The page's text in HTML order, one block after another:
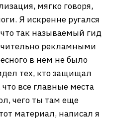
мягко говоря,
Я искренне ругался
так называемый гид
рекламными
в нем не было
тех, кто защищал
все главные места
чего ты там еще
материал, написал я